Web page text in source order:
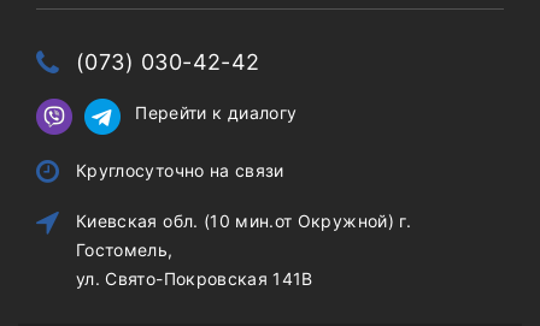
(073) 030-42-42
Перейти к диалогу
Круглосуточно на связи
Киевская обл. (10 мин.от Окружной) г.
Гостомель,
ул. Свято-Покровская 141В